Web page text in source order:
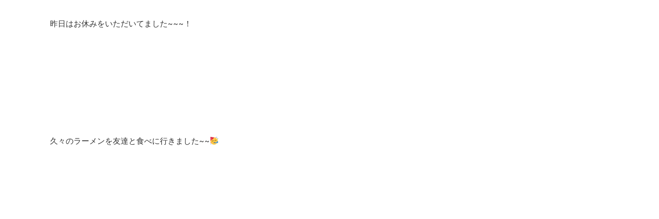
昨日はお休みをいただいてました~~~！
久々のラーメンを友達と食べに行きました~~